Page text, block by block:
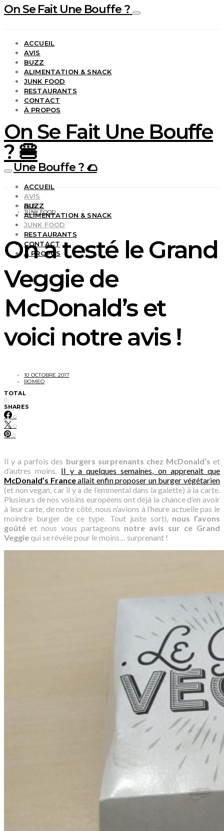
On Se Fait Une Bouffe ?
ACCUEIL
AVIS
BUZZ
ALIMENTATION & SNACK
JUNK FOOD
RESTAURANTS
CONTACT
À PROPOS
On Se Fait Une Bouffe
? 🍔
Une Bouffe ? 🌮
ACCUEIL
AVIS
BUZZ
ALIMENTATION & SNACK
JUNK FOOD
RESTAURANTS
CONTACT
À PROPOS
AVIS
JUNK FOOD
On a testé le Grand
Veggie de
McDonald’s et
voici notre avis !
10 OCTOBRE 2017
ROMEO
TOTAL
0
SHARES
0
0
0
Il y a parfois des burgers surprenants chez McDonald’s et
d’autres moins. Il y a quelques semaines, on apprenait que
McDonald’s Franceallait enfin proposer un burger végétarien
(et non vegan, car il y a de l’emmental dans la galette) à la carte.
Plusieurs de nos voisins européens ont déjà la chance d’en avoir
à leur carte, de notre côté, nous n’avions à l’heure actuelle pas le
moindre burger de ce type. Tout juste sorti, nous l’avons
goûté et nous vous partageons notre avis sur ce Grand
Veggiequi se révèle pour le moins… surprenant !